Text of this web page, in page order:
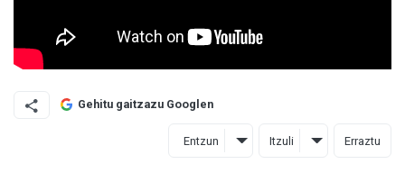
Gehitu gaitzazu Googlen
Entzun Itzuli Erraztu